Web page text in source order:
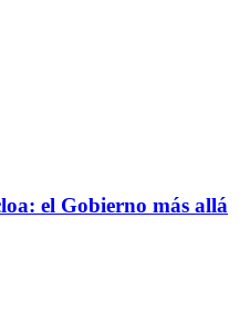
el Gobierno más allá